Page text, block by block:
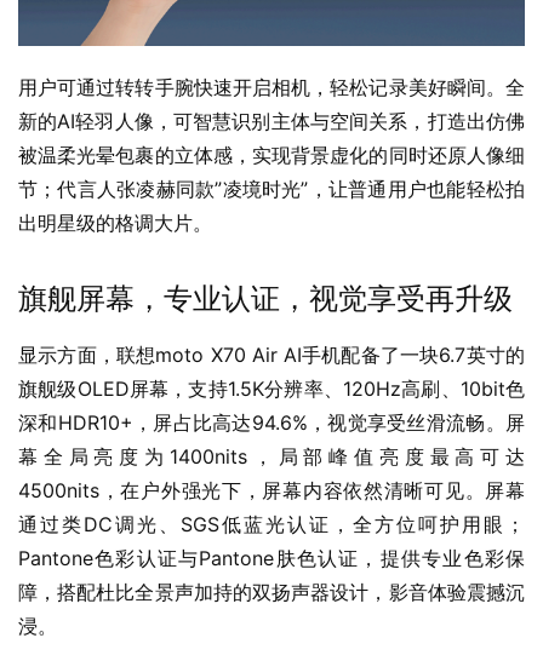
用户可通过转转手腕快速开启相机，轻松记录美好瞬间。全
新的AI轻羽人像，可智慧识别主体与空间关系，打造出仿佛
被温柔光晕包裹的立体感，实现背景虚化的同时还原人像细
节；代言人张凌赫同款”凌境时光”，让普通用户也能轻松拍
出明星级的格调大片。
旗舰屏幕，专业认证，视觉享受再升级
显示方面，联想moto X70 Air AI手机配备了一块6.7英寸的
旗舰级OLED屏幕，支持1.5K分辨率、120Hz高刷、10bit色
深和HDR10+，屏占比高达94.6%，视觉享受丝滑流畅。屏
幕全局亮度为1400nits，局部峰值亮度最高可达
4500nits，在户外强光下，屏幕内容依然清晰可见。屏幕
通过类DC调光、SGS低蓝光认证，全方位呵护用眼；
Pantone色彩认证与Pantone肤色认证，提供专业色彩保
障，搭配杜比全景声加持的双扬声器设计，影音体验震撼沉
浸。